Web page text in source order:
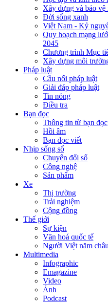
Xây dựng và bảo
Đời sống xanh
Việt Nam - Kỷ
Quy hoạch mạng
2045
Chương trình Mục
Xây dựng môi
Pháp luật
Cầu nối pháp luật
Giải đáp pháp luật
Tin nóng
Điều tra
Bạn đọc
Thông tin từ bạn đọc
Hồi âm
Bạn đọc viết
Nhịp sống số
Chuyển đổi số
Công nghệ
Sản phẩm
Xe
Thị trường
Trải nghiệm
Cộng đồng
Thế giới
Sự kiện
Văn hoá quốc tế
Người Việt năm châu
Multimedia
Infographic
Emagazine
Video
Ảnh
Podcast